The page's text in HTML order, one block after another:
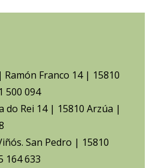
Ramón Franco 14 | 15810
500 094
do Rei 14 | 15810 Arzúa |
San Pedro | 15810
164 633